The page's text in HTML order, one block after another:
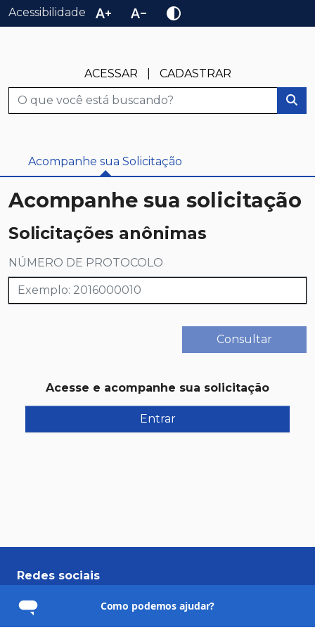
Acessibilidade text_increase text_decrease contrast
ACESSAR
CADASTRAR
Busca
Acompanhe sua Solicitação
Acompanhe sua solicitação
Solicitações anônimas
NÚMERO DE PROTOCOLO
Consultar
Acesse e acompanhe sua solicitação
Entrar
Redes sociais